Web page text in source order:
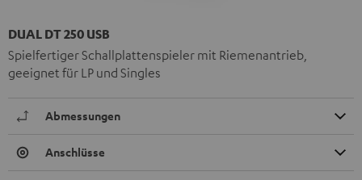
DUAL DT 250 USB
Spielfertiger Schallplattenspieler mit Riemenantrieb,
geeignet für LP und Singles
Abmessungen
Anschlüsse